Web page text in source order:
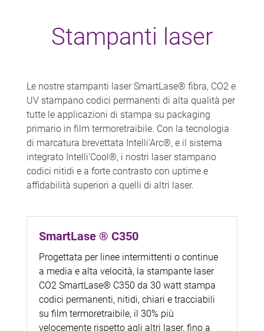
Stampanti laser
Le nostre stampanti laser SmartLase® fibra, CO2 e
UV stampano codici permanenti di alta qualità per
tutte le applicazioni di stampa su packaging
primario in film termoretraibile. Con la tecnologia
di marcatura brevettata Intelli’Arc®, e il sistema
integrato Intelli’Cool®, i nostri laser stampano
codici nitidi e a forte contrasto con uptime e
affidabilità superiori a quelli di altri laser.
SmartLase ® C350
Progettata per linee intermittenti o continue
a media e alta velocità, la stampante laser
CO2 SmartLase® C350 da 30 watt stampa
codici permanenti, nitidi, chiari e tracciabili
su film termoretraibile, il 30% più
velocemente rispetto agli altri laser, fino a